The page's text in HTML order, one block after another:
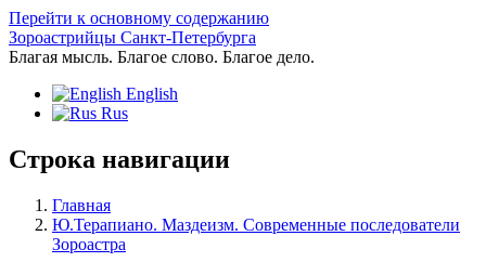
Перейти к основному содержанию
Зороастрийцы Санкт-Петербурга
Благая мысль. Благое слово. Благое дело.
English
Rus
Строка навигации
Главная
Ю.Терапиано. Маздеизм. Современные последователи
Зороастра